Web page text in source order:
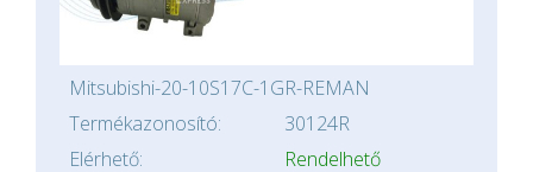
Mitsubishi-20-10S17C-1GR-REMAN
Termékazonosító:
30124R
Elérhető:
Rendelhető